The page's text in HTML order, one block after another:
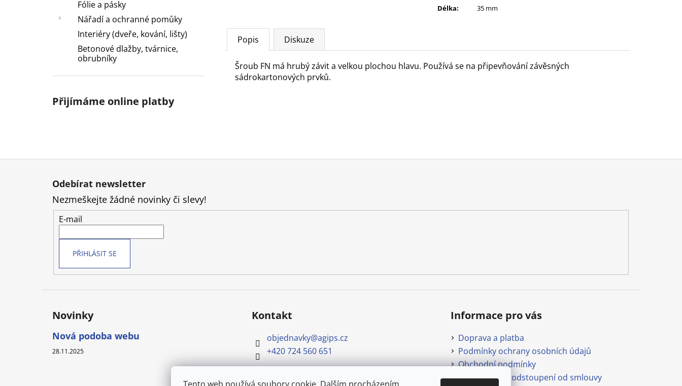
Fólie a pásky
Nářadí a ochranné pomůky
Interiéry (dveře, kování, lišty)
Betonové dlažby, tvárnice,
obrubníky
Přijímáme online platby
Délka: 35 mm
Popis Diskuze
Šroub FN má hrubý závit a velkou plochou hlavu. Používá se na připevňování závěsných
sádrokartonových prvků.
Z
Odebírat newsletter
Nezmeškejte žádné novinky či slevy!
E-mail
PŘIHLÁSIT SE
Novinky
Nová podoba webu
28.11.2025
Kontakt
objednavky@agips.cz
+420 724 560 651
Informace pro vás
Doprava a platba
Podmínky ochrany osobních údajů
Obchodní podmínky
Formulář pro odstoupení od smlouvy